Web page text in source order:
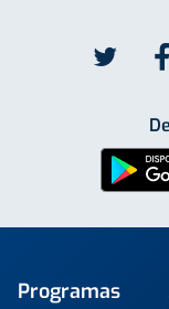
Programas